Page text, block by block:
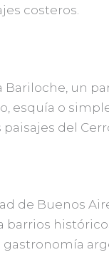
costeros.
un
esquía o
del
de Buenos
gastronomía